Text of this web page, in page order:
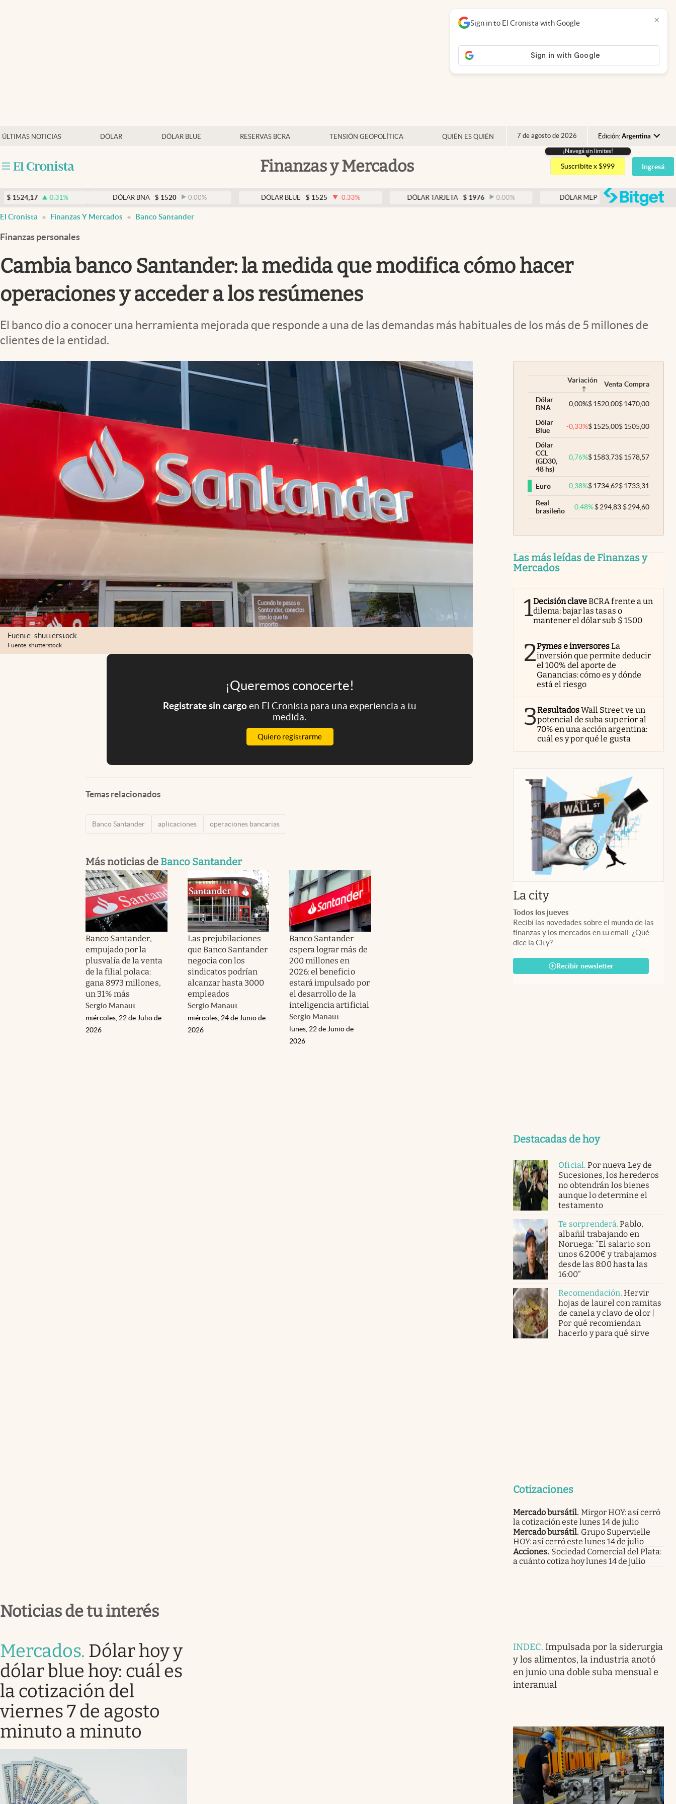
ÚLTIMAS NOTICIAS DÓLAR DÓLAR BLUE RESERVAS BCRA TENSIÓN GEOPOLÍTICA QUIÉN ES QUIÉN 7 de agosto de 2026 Edición: Argentina
Argentina
España
USA
Finanzas y Mercados
Mercados Online
Clima
Mundial 2026
Eventos Corporativos
El Cronista Studio
Mediakit
¡Navegá sin limites!
Suscribite x $999 Ingresá
0.31% DÓLAR BNA $ 1520 0.00% DÓLAR BLUE $ 1525 -0.33% DÓLAR TARJETA $ 1976 0.00% DÓLAR MEP $ 1524,17 0.31%
Sign in to El Cronista with Google ×
El Cronista Finanzas Y Mercados Banco Santander
Finanzas personales
Cambia banco Santander: la medida que modifica cómo hacer
operaciones y acceder a los resúmenes
El banco dio a conocer una herramienta mejorada que responde a una de las demandas más habituales de los más de 5 millones de
clientes de la entidad.
Fuente: shutterstock
Fuente: shutterstock
¡Queremos conocerte!
Registrate sin cargoen El Cronista para una experiencia a tu
medida.
Quiero registrarme
Temas relacionados
Banco Santander aplicaciones operaciones bancarias
Más noticias de Banco Santander
Banco Santander,
empujado por la
plusvalía de la venta
de la filial polaca:
gana 8973 millones,
un 31% más
Sergio Manaut
miércoles, 22 de Julio de
2026
Las prejubilaciones
que Banco Santander
negocia con los
sindicatos podrían
alcanzar hasta 3000
empleados
Sergio Manaut
miércoles, 24 de Junio de
2026
Banco Santander
espera lograr más de
200 millones en
2026: el beneficio
estará impulsado por
el desarrollo de la
inteligencia artificial
Sergio Manaut
lunes, 22 de Junio de
2026
Variación Venta Compra
Dólar
BNA
0,00%$1520,00$1470,00
Dólar
Blue
-0,33%$1525,00$1505,00
Dólar
CCL
(GD30,
48 hs)
0,76%$1583,73$1578,57
Euro 0,38%$1734,62$1733,31
Real
brasileño
0,48% $294,83 $294,60
Las más leídas de Finanzas y
Mercados
1Decisión claveBCRA frente a un
dilema: bajar las tasas o
mantener el dólar sub $ 1500
2Pymes e inversoresLa
inversión que permite deducir
el 100% del aporte de
Ganancias: cómo es y dónde
está el riesgo
3ResultadosWall Street ve un
potencial de suba superior al
70% en una acción argentina:
cuál es y por qué le gusta
La cityabre en nueva pestaña
Todos los jueves
Recibí las novedades sobre el mundo de las
finanzas y los mercados en tu email. ¿Qué
dice la City?
Recibir newsletter
Destacadas de hoy
Oficial. Por nueva Ley de
Sucesiones, los herederos
no obtendrán los bienes
aunque lo determine el
testamento
Te sorprenderá.Pablo,
albañil trabajando en
Noruega: “El salario son
unos 6.200€ y trabajamos
desde las 8:00 hasta las
16:00”
Recomendación.Hervir
hojas de laurel con ramitas
de canela y clavo de olor |
Por qué recomiendan
hacerlo y para qué sirve
Cotizaciones
Mercado bursátil. Mirgor HOY: así cerró
la cotización este lunes 14 de julio
Mercado bursátil. Grupo Supervielle
HOY: así cerró este lunes 14 de julio
Acciones. Sociedad Comercial del Plata:
a cuánto cotiza hoy lunes 14 de julio
Noticias de tu interés
Mercados. Dólar hoy y
dólar blue hoy: cuál es
la cotización del
viernes 7 de agosto
minuto a minuto
INDEC. Impulsada por la siderurgia
y los alimentos, la industria anotó
en junio una doble suba mensual e
interanual